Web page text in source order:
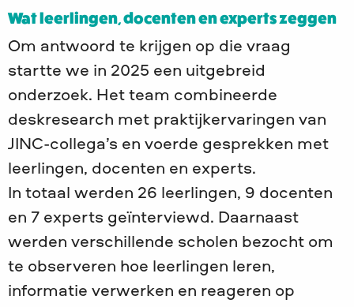
Wat leerlingen, docenten en experts zeggen
Om antwoord te krijgen op die vraag
startte we in 2025 een uitgebreid
onderzoek. Het team combineerde
deskresearch met praktijkervaringen van
JINC-collega’s en voerde gesprekken met
leerlingen, docenten en experts.
In totaal werden 26 leerlingen, 9 docenten
en 7 experts geïnterviewd. Daarnaast
werden verschillende scholen bezocht om
te observeren hoe leerlingen leren,
informatie verwerken en reageren op